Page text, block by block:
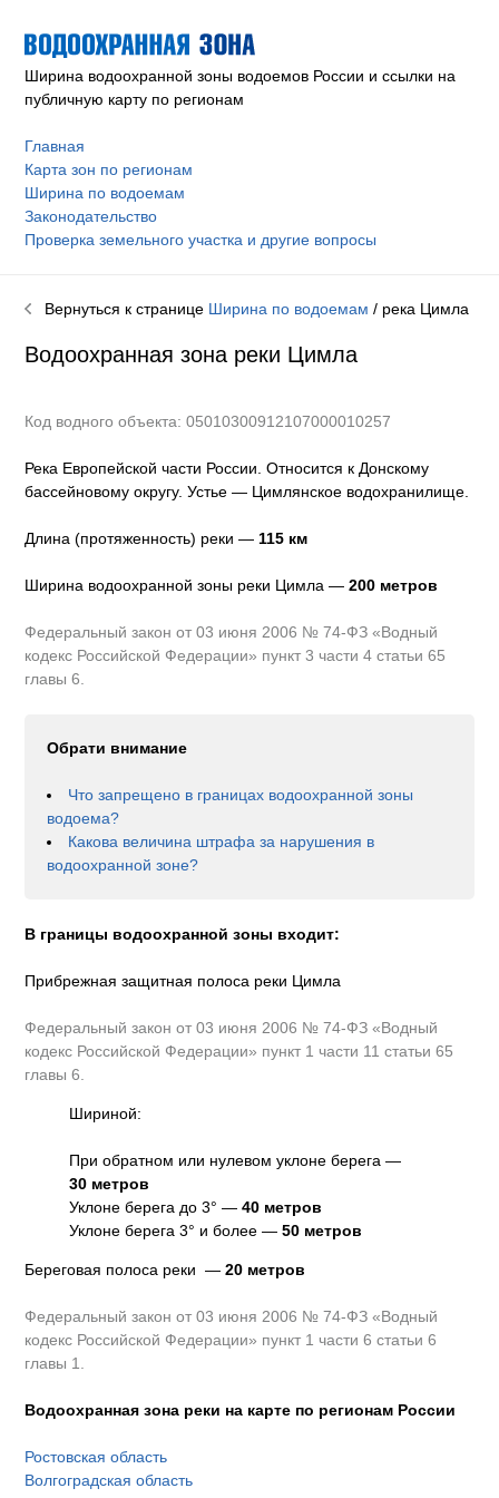
Ширина водоохранной зоны водоемов России и ссылки на
публичную карту по регионам
Главная
Карта зон по регионам
Ширина по водоемам
Законодательство
Проверка земельного участка и другие вопросы
Вернуться к странице Ширина по водоемам / река Цимла
Водоохранная зона реки Цимла
Код водного объекта: 05010300912107000010257
Река Европейской части России. Относится к Донскому
бассейновому округу.Устье — Цимлянское водохранилище.
Длина (протяженность) реки — 115 км
Ширина водоохранной зоны реки Цимла —200 метров
Федеральный закон от 03 июня 2006 № 74-ФЗ «Водный
кодекс Российской Федерации» пункт 3 части 4 статьи 65
главы 6.
Обрати внимание
Что запрещено в границах водоохранной зоны
водоема?
Какова величина штрафа за нарушения в
водоохранной зоне?
В границы водоохранной зоны входит:
Прибрежная защитная полоса реки Цимла
Федеральный закон от 03 июня 2006 № 74-ФЗ «Водный
кодекс Российской Федерации» пункт 1 части 11 статьи 65
главы 6.
Шириной:
При обратном или нулевом уклоне берега —
30 метров
Уклоне берега до 3° —40 метров
Уклоне берега 3° и более —50 метров
Береговая полоса реки —20 метров
Федеральный закон от 03 июня 2006 № 74-ФЗ «Водный
кодекс Российской Федерации» пункт 1 части 6 статьи 6
главы 1.
Водоохранная зона реки на карте по регионам России
Ростовская область
Волгоградская область